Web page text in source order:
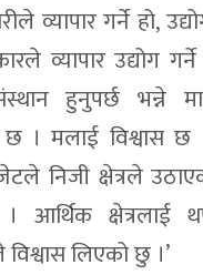
व्यापार गर्ने हो,
व्यापार उद्योग
हुनुपर्छ भन्ने
। मलाई विश्वास छ
निजी क्षेत्रले
आर्थिक क्षेत्रलाई
लिएको छु ।’